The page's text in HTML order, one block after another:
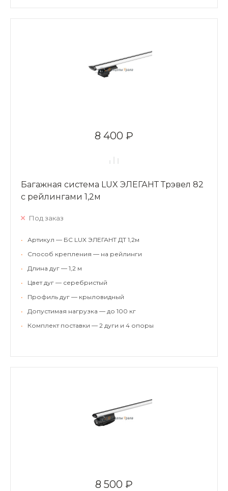
8 400 ₽
Багажная система LUX ЭЛЕГАНТ Трэвел 82
с рейлингами 1,2м
Под заказ
•
Артикул — БС LUX ЭЛЕГАНТ ДТ 1,2м
•
Способ крепления — на рейлинги
•
Длина дуг — 1,2 м
•
Цвет дуг — серебристый
•
Профиль дуг — крыловидный
•
Допустимая нагрузка — до 100 кг
•
Комплект поставки — 2 дуги и 4 опоры
8 500 ₽